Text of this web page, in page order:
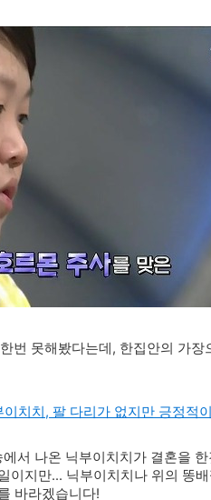
번 못해봤다는데, 한집안의 가
치치, 팔 다리가 없지만 긍정적
서 나온 닉부이치치가 결혼을
이지만... 닉부이치치나 위의 똥
바라겠습니다!